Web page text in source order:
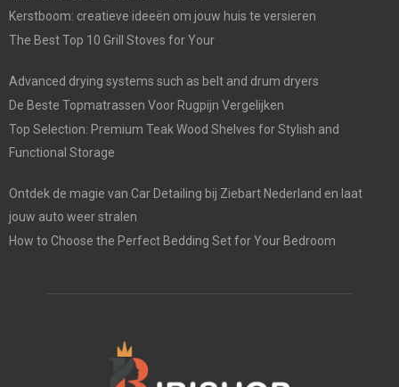
Kerstboom: creatieve ideeën om jouw huis te versieren
The Best Top 10 Grill Stoves for Your
Advanced drying systems such as belt and drum dryers
De Beste Topmatrassen Voor Rugpijn Vergelijken
Top Selection: Premium Teak Wood Shelves for Stylish and
Functional Storage
Ontdek de magie van Car Detailing bij Ziebart Nederland en laat
jouw auto weer stralen
How to Choose the Perfect Bedding Set for Your Bedroom